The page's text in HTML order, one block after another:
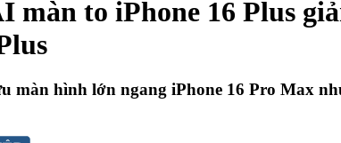
màn to iPhone 16 Plus
màn hình lớn ngang iPhone 16 Pro Max